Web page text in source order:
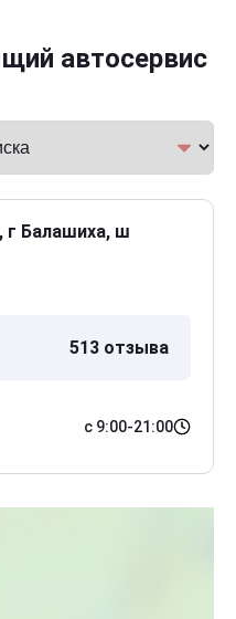
автосервис
г Балашиха, ш
513 отзыва
с 9:00-21:00